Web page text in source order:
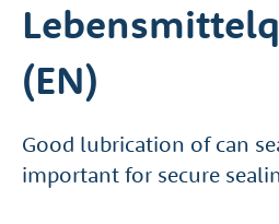
(EN)
Good lubrication of can
important for secure